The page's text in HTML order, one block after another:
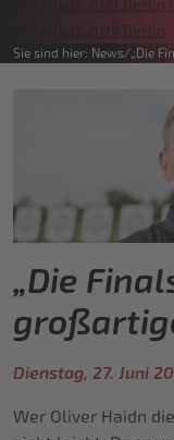
Die Finals 2021 Berlin
Die Finals 2019 Berlin
Sie sind hier: News „Die
„Die
Dienstag, 27. Juni
Wer Oliver Haidn